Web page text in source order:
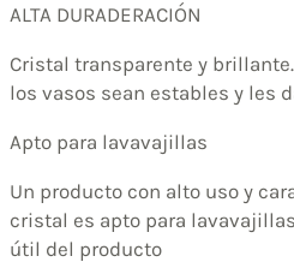
ALTA DURADERACIÓN
Cristal transparente y
los vasos sean estables y les
Apto para lavavajillas
Un producto con alto uso y
cristal es apto para
útil del producto